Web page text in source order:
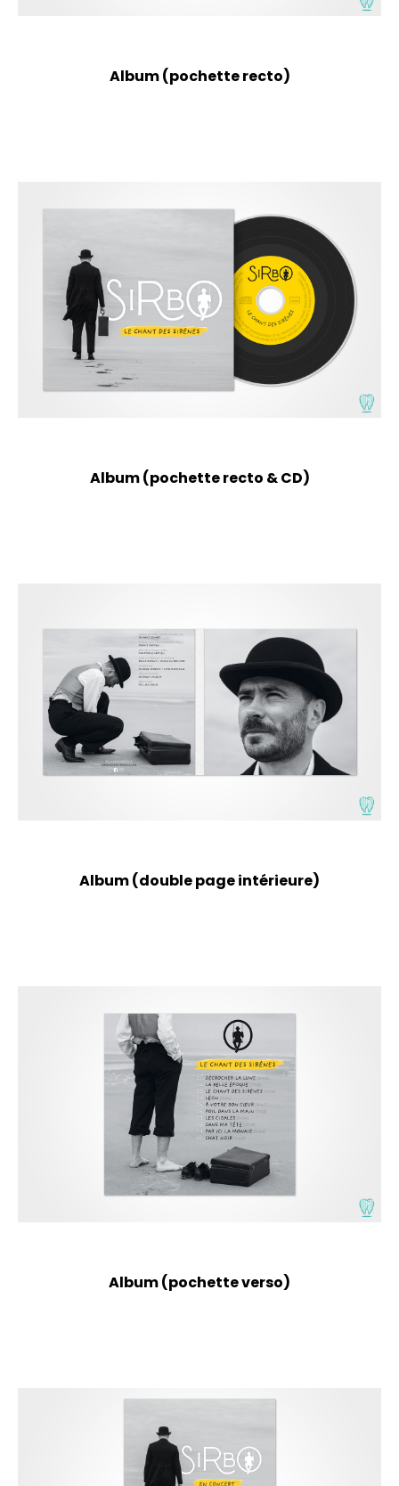
Album (pochette recto)
Album (pochette recto & CD)
Album (double page intérieure)
Album (pochette verso)